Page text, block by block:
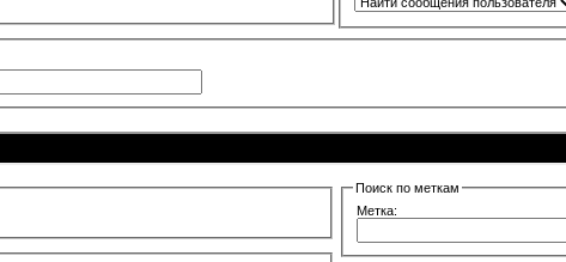
Поиск по меткам
Метка: